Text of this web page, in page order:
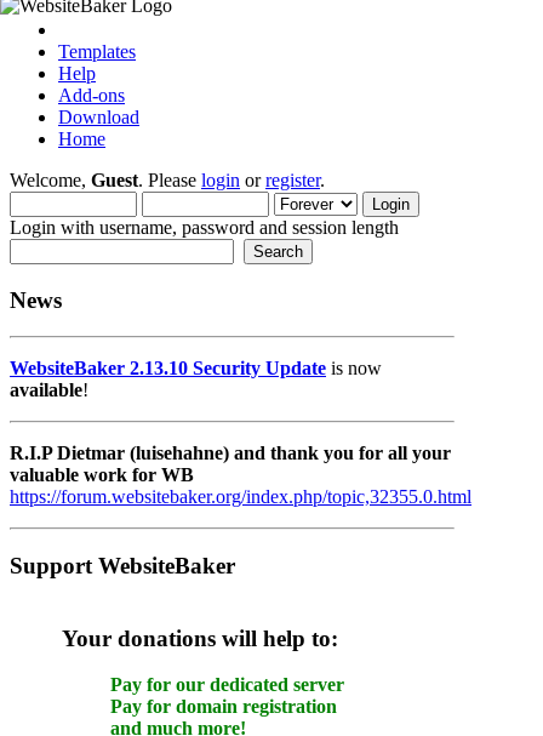
Templates
Help
Add-ons
Download
Home
Welcome, Guest. Please login orregister.
Login with username, password and session length
News
WebsiteBaker 2.13.10 Security Update is now
available!
R.I.P Dietmar (luisehahne) and thank you for all your
valuable work for WB
https://forum.websitebaker.org/index.php/topic,32355.0.html
Support WebsiteBaker
Your donations will help to:
Pay for our dedicated server
Pay for domain registration
and much more!